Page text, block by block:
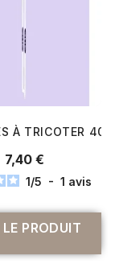
PRYM
À TRICOTER 40
7,40 €
1/5 - 1 avis
PRODUIT